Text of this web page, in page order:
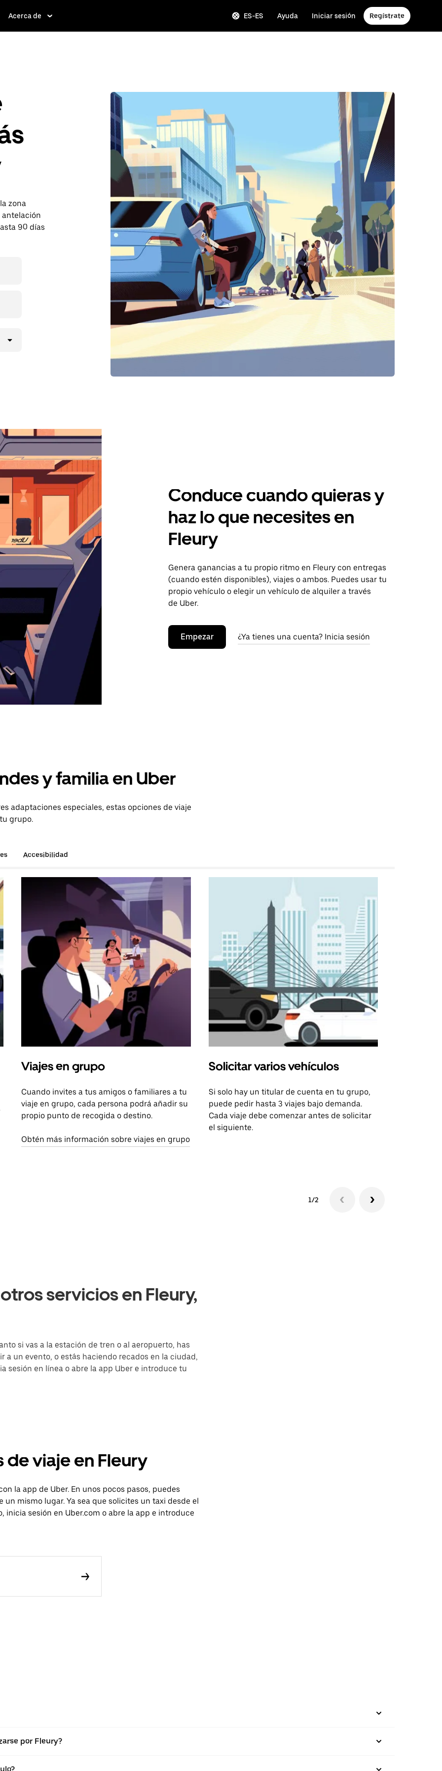
Acerca de ES-ES Ayuda Iniciar sesión Regístrate
zona
antelación
90 días
Conduce cuando quieras y
haz lo que necesites en
Fleury
Genera ganancias a tu propio ritmo en Fleury con entregas
(cuando estén disponibles), viajes o ambos. Puedes usar tu
propio vehículo o elegir un vehículo de alquiler a través
de Uber.
Empezar ¿Ya tienes una cuenta? Inicia sesión
y familia en Uber
adaptaciones especiales, estas opciones de viaje
grupo.
Accesibilidad
Viajes en grupo
Cuando invites a tus amigos o familiares a tu
viaje en grupo, cada persona podrá añadir su
propio punto de recogida o destino.
Obtén más información sobre viajes en grupo
Solicitar varios vehículos
Si solo hay un titular de cuenta en tu grupo,
puede pedir hasta 3 viajes bajo demanda.
Cada viaje debe comenzar antes de solicitar
el siguiente.
1/2
servicios en Fleury,
si vas a la estación de tren o al aeropuerto, has
a un evento, o estás haciendo recados en la ciudad,
sesión en línea o abre la app Uber e introduce tu
de viaje en Fleury
la app de Uber. En unos pocos pasos, puedes
mismo lugar. Ya sea que solicites un taxi desde el
sesión en Uber.com o abre la app e introduce
por Fleury?